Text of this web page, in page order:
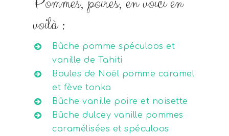
voilà :
Bûche pomme spéculoos et
vanille de Tahiti
Boules de Noël pomme caramel
et fève tonka
Bûche vanille poire et noisette
Bûche dulcey vanille pommes
caramélisées et spéculoos